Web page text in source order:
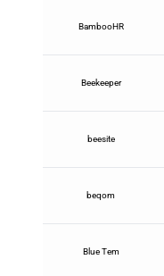
BambooHR
Beekeeper
beesite
beqom
Blue Tem